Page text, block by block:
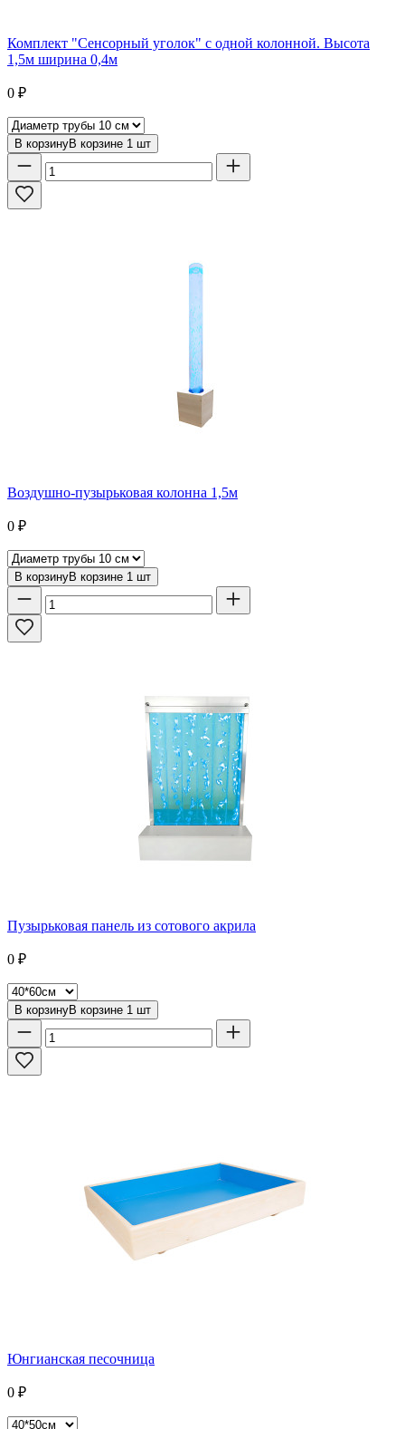
Комплект "Сенсорный уголок" с одной колонной. Высота
1,5м ширина 0,4м
0 ₽
В корзинуВ корзине 1 шт
Воздушно-пузырьковая колонна 1,5м
0 ₽
В корзинуВ корзине 1 шт
Пузырьковая панель из сотового акрила
0 ₽
В корзинуВ корзине 1 шт
Юнгианская песочница
0 ₽